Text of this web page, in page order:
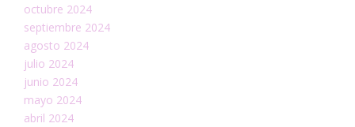
octubre 2024
septiembre 2024
agosto 2024
julio 2024
junio 2024
mayo 2024
abril 2024